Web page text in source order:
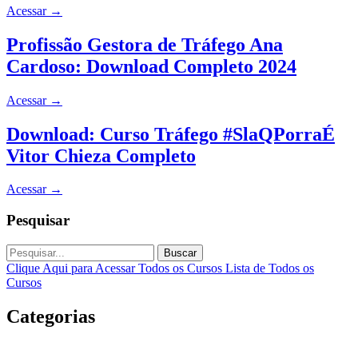
Acessar →
Profissão Gestora de Tráfego Ana
Cardoso: Download Completo 2024
Acessar →
Download: Curso Tráfego #SlaQPorraÉ
Vitor Chieza Completo
Acessar →
Pesquisar
Buscar
Clique Aqui para Acessar Todos os Cursos Lista de Todos os
Cursos
Categorias